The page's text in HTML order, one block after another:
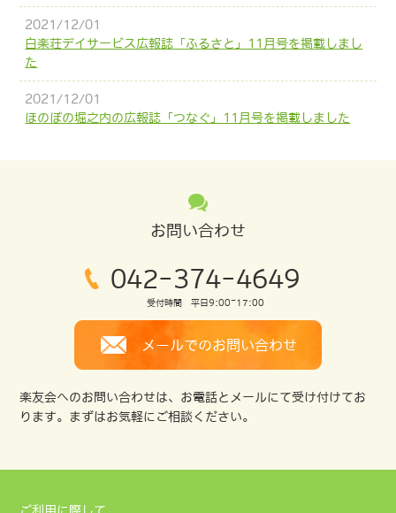
2021/12/01
白楽荘デイサービス広報誌「ふるさと」11月号を掲載しまし
た
2021/12/01
ほのぼの堀之内の広報誌「つなぐ」11月号を掲載しました
た（11月1日現在）
ほのぼの堀之内11月1日現在の空き状況を掲載しました
2021/11/01
た
白楽荘デイサービスえがお・ほのぼの空き情報を更新しまし
お問い合わせ
042-374-4649
受付時間 平日9:00~17:00
メールでのお問い合わせ
楽友会へのお問い合わせは、お電話とメールにて受け付けてお
ります。まずはお気軽にご相談ください。
ご利用に際して